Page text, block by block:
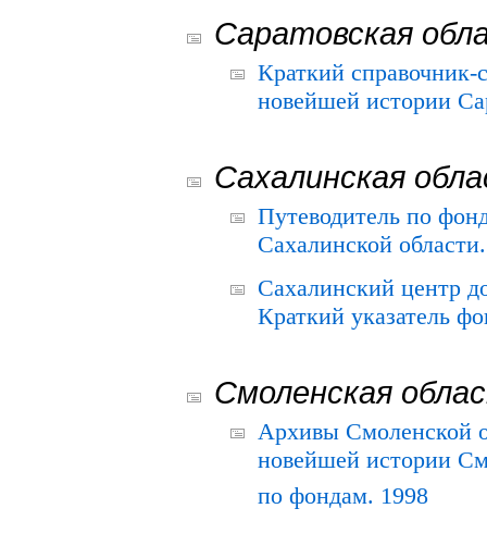
Саратовская
Краткий
новейшей истории
Сахалинская
Путеводитель по
Сахалинской
Сахалинский центр
Краткий указатель
Смоленская
Архивы Смоленской
новейшей истории
по фондам. 1998